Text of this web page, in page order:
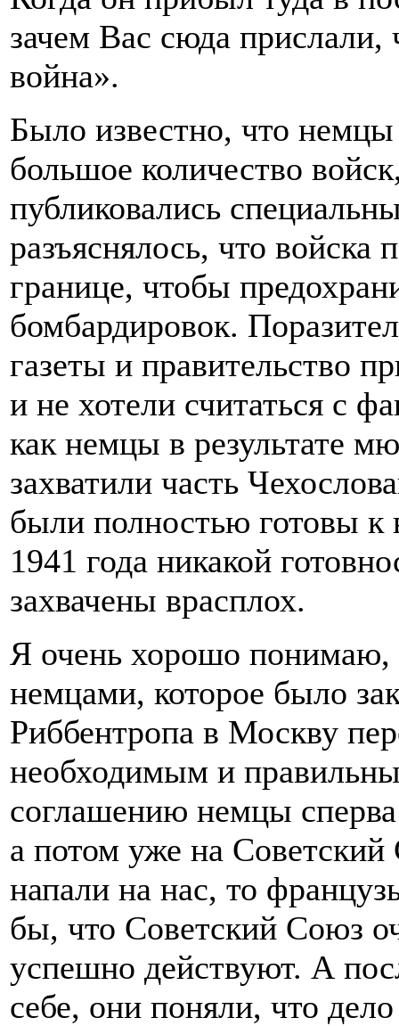
зачем Вас сюда прислали,
война».
Было известно, что
большое количество
публиковались
разъяснялось, что
границе, чтобы
бомбардировок.
газеты и правительство
и не хотели считаться с
как немцы в результате
захватили часть
были полностью готовы
1941 года никакой
захвачены врасплох.
Я очень хорошо понимаю,
немцами, которое было
Риббентропа в Москву
необходимым и
соглашению немцы
а потом уже на
напали на нас, то
бы, что Советский Союз
успешно действуют. А
себе, они поняли, что